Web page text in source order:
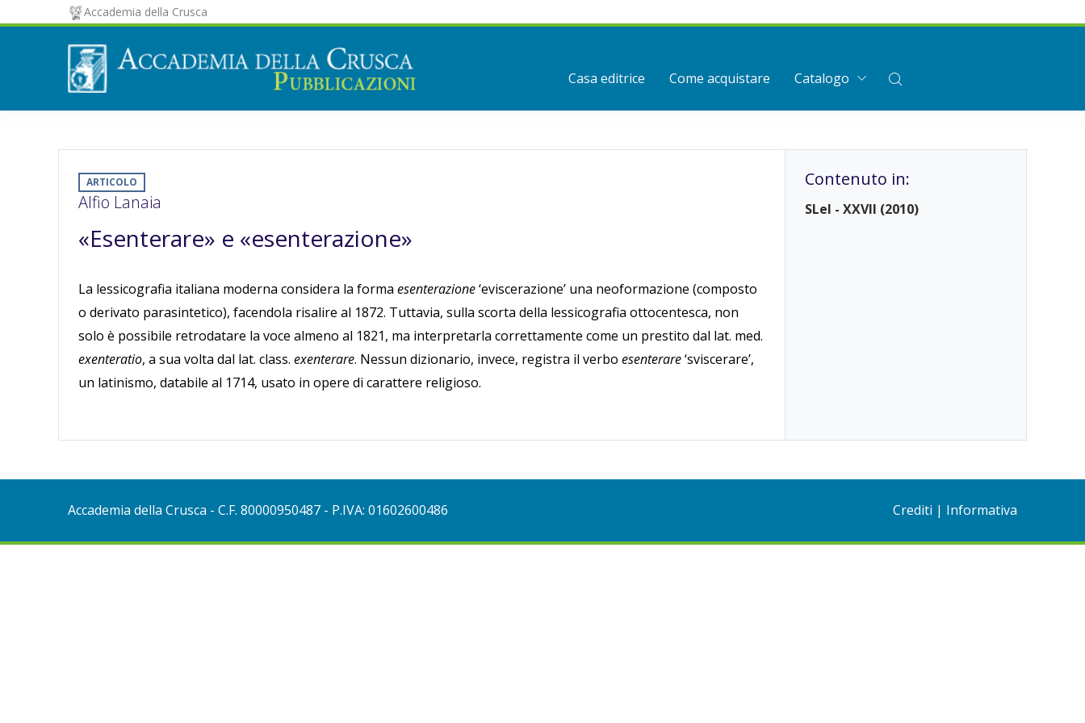
Accademia della Crusca
Casa editrice Come acquistare Catalogo
ARTICOLO
Alfio Lanaia
«Esenterare» e «esenterazione»
La lessicografia italiana moderna considera la forma esenterazione‘eviscerazione’ una neoformazione (composto
o derivato parasintetico), facendola risalire al 1872. Tuttavia, sulla scorta della lessicografia ottocentesca, non
solo è possibile retrodatare la voce almeno al 1821, ma interpretarla correttamente come un prestito dal lat. med.
exenteratio, a sua volta dal lat. class. exenterare. Nessun dizionario, invece, registra il verbo esenterare‘sviscerare’,
un latinismo, databile al 1714, usato in opere di carattere religioso.
Contenuto in:
SLeI - XXVII (2010)
Accademia della Crusca - C.F. 80000950487 - P.IVA: 01602600486 Crediti | Informativa